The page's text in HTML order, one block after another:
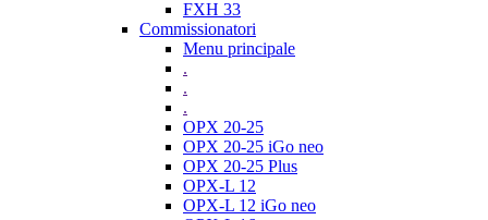
FXH 33
Commissionatori
Menu principale
.
.
.
OPX 20-25
OPX 20-25 iGo neo
OPX 20-25 Plus
OPX-L 12
OPX-L 12 iGo neo